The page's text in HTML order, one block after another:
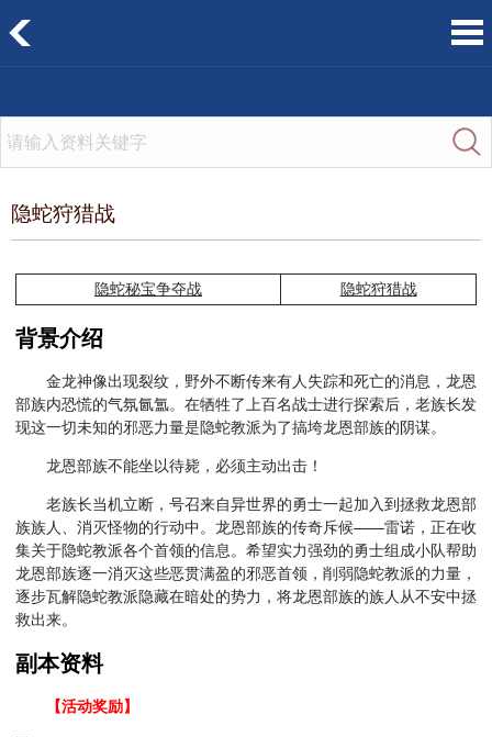
隐蛇狩猎战
隐蛇秘宝争夺战 隐蛇狩猎战
背景介绍
金龙神像出现裂纹，野外不断传来有人失踪和死亡的消息，龙恩
部族内恐慌的气氛氤氲。在牺牲了上百名战士进行探索后，老族长发
现这一切未知的邪恶力量是隐蛇教派为了搞垮龙恩部族的阴谋。
龙恩部族不能坐以待毙，必须主动出击！
老族长当机立断，号召来自异世界的勇士一起加入到拯救龙恩部
族族人、消灭怪物的行动中。龙恩部族的传奇斥候——雷诺，正在收
集关于隐蛇教派各个首领的信息。希望实力强劲的勇士组成小队帮助
龙恩部族逐一消灭这些恶贯满盈的邪恶首领，削弱隐蛇教派的力量，
逐步瓦解隐蛇教派隐藏在暗处的势力，将龙恩部族的族人从不安中拯
救出来。
副本资料
【活动奖励】